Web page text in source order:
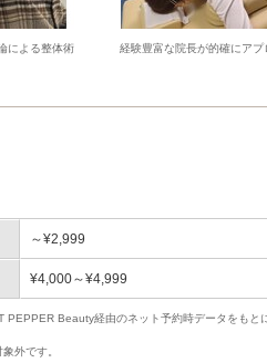
による整体術
経験豊富な院長が的確にア
～¥2,999
¥4,000～¥4,999
Beauty経由のネット予約時データをもと
外です。